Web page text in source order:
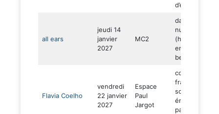
d’époque)
all ears
jeudi 14
janvier
2027
MC2
danse et
numérique
(hypnotique –
envoutant –
beauté)
Flavia Coelho
vendredi
22 janvier
2027
Espace
Paul
Jargot
concert
france –
souvenirs –
émotions –
passion –